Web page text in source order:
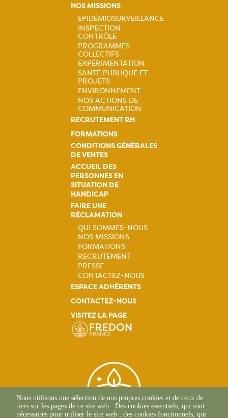
NOS MISSIONS
Navigation
principale
EPIDÉMIOSURVEILLANCE
INSPECTION
CONTRÔLE
PROGRAMMES
COLLECTIFS
EXPÉRIMENTATION
SANTÉ PUBLIQUE ET
PROJETS
ENVIRONNEMENT
NOS ACTIONS DE
COMMUNICATION
RECRUTEMENT RH
FORMATIONS
CONDITIONS GÉNÉRALES
DE VENTES
ACCUEIL DES
PERSONNES EN
SITUATION DE
HANDICAP
FAIRE UNE
RÉCLAMATION
Navigation
principale
QUI SOMMES-NOUS
NOS MISSIONS
FORMATIONS
RECRUTEMENT
PRESSE
CONTACTEZ-NOUS
ESPACE ADHÉRENTS
CONTACTEZ-NOUS
VISITEZ LA PAGE
Nous utilisons une sélection de nos propres cookies et de ceux de
tiers sur les pages de ce site web : Des cookies essentiels, qui sont
nécessaires pour utiliser le site web ; des cookies fonctionnels, qui